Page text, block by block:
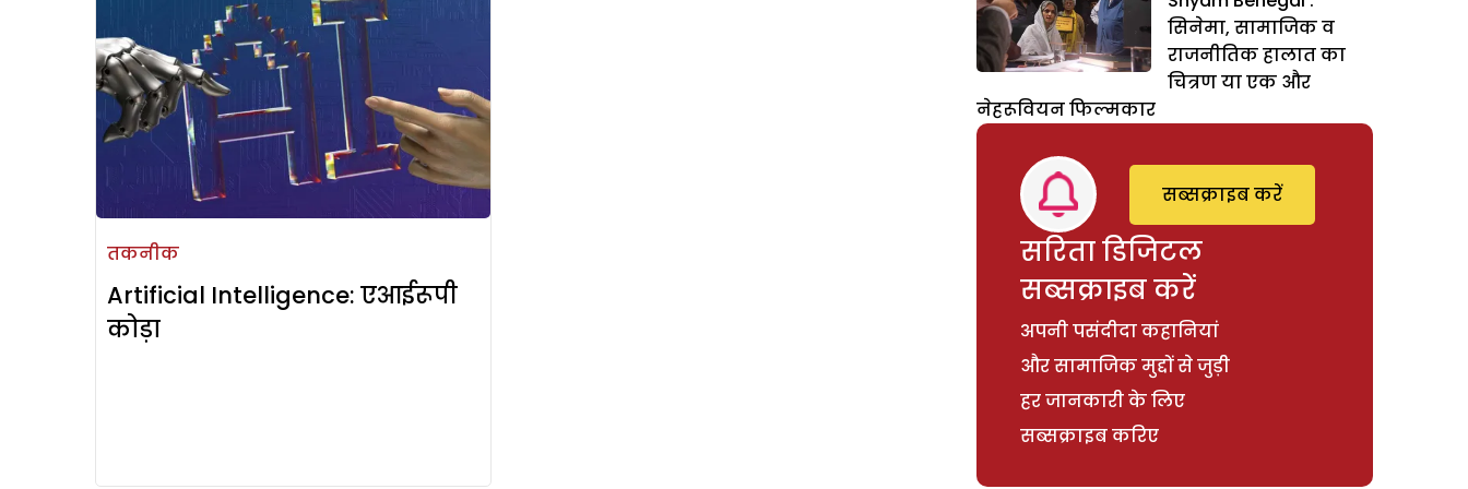
तकनीक
Artificial Intelligence: एआईरूपी
कोड़ा
सिनेमा, सामाजिक व
राजनीतिक हालात का
चित्रण या एक और
नेहरूवियन फिल्मकार
सरिता डिजिटल
सब्सक्राइब करें
अपनी पसंदीदा कहानियां
और सामाजिक मुद्दों से जुड़ी
हर जानकारी के लिए
सब्सक्राइब करिए
सब्सक्राइब करें